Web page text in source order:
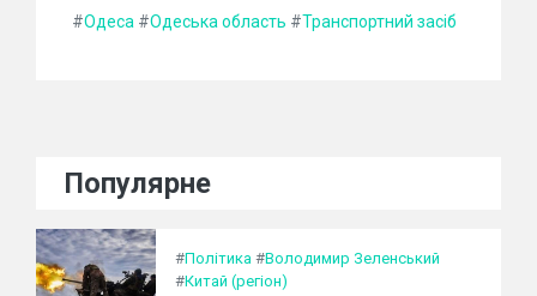
#Одеса #Одеська область #Транспортний засіб
Популярне
#Політика #Володимир Зеленський
#Китай (регіон)